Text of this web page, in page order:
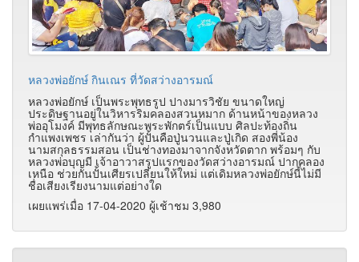
หลวงพ่อยักษ์ กินเณร ที่วัดสว่างอารมณ์
หลวงพ่อยักษ์ เป็นพระพุทธรูป ปางมารวิชัย ขนาดใหญ่
ประดิษฐานอยู่ในวิหารริมคลองสวนหมาก ด้านหน้าของหลวง
พ่ออุโมงค์ มีพุทธลักษณะพระพักตร์เป็นแบบ ศิลปะท้องถิ่น
กำแพงเพชร เล่ากันว่า ผู้ปั้นคือปู่นวนและปู่เกิด สองพี่น้อง
นามสกุลธรรมสอน เป็นช่างทองมาจากจังหวัดตาก พร้อมๆ กับ
หลวงพ่อบุญมี เจ้าอาวาสรูปแรกของวัดสว่างอารมณ์ ปากคลอง
เหนือ ช่วยกันปั้นเศียรเปลี่ยนให้ใหม่ แต่เดิมหลวงพ่อยักษ์นี้ไม่มี
ชื่อเสียงเรียงนามแต่อย่างใด
เผยแพร่เมื่อ 17-04-2020 ผู้เช้าชม 3,980